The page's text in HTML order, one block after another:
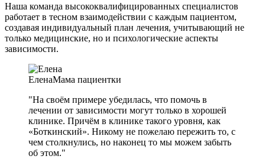
Наша команда высококвалифицированных специалистов
работает в тесном взаимодействии с каждым пациентом,
создавая индивидуальный план лечения, учитывающий не
только медицинские, но и психологические аспекты
зависимости.
ЕленаМама пациентки
"На своём примере убедилась, что помочь в
лечении от зависимости могут только в хорошей
клинике. Причём в клинике такого уровня, как
«Боткинский». Никому не пожелаю пережить то, с
чем столкнулись, но наконец то мы можем забыть
об этом."